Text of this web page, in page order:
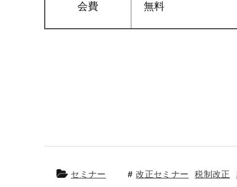
会費 無料
セミナー 改正セミナー 税制改正